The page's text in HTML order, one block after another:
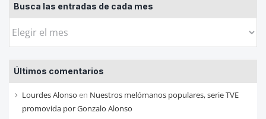
Busca las entradas de cada mes
Busca
entradas
de
cada
mes
Últimos comentarios
Lourdes Alonso en Nuestros melómanos populares, serie TVE
promovida por Gonzalo Alonso